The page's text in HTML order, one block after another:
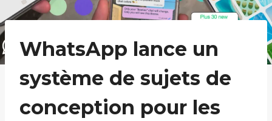
WhatsApp lance un
système de sujets de
conception pour les